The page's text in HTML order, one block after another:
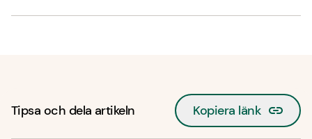
Tipsa och dela artikeln Kopiera länk